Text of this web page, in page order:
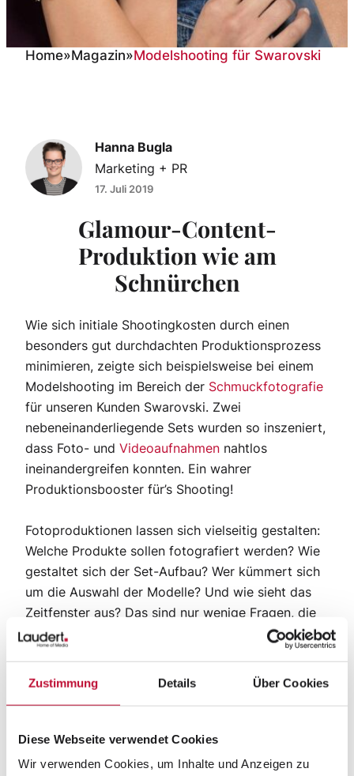
Zustimmung Details Über Cookies
Diese Webseite verwendet Cookies
Wir verwenden Cookies, um Inhalte und Anzeigen zu
Home»Magazin»Modelshooting für Swarovski
Hanna Bugla
Marketing + PR
17. Juli 2019
Glamour-Content-
Produktion wie am
Schnürchen
Wie sich initiale Shootingkosten durch einen
besonders gut durchdachten Produktionsprozess
minimieren, zeigte sich beispielsweise bei einem
Modelshooting im Bereich der Schmuckfotografie
für unseren Kunden Swarovski. Zwei
nebeneinanderliegende Sets wurden so inszeniert,
dass Foto- und Videoaufnahmen nahtlos
ineinandergreifen konnten. Ein wahrer
Produktionsbooster für’s Shooting!
Fotoproduktionen lassen sich vielseitig gestalten:
Welche Produkte sollen fotografiert werden? Wie
gestaltet sich der Set-Aufbau? Wer kümmert sich
um die Auswahl der Modelle? Und wie sieht das
Zeitfenster aus? Das sind nur wenige Fragen, die
vor Produktionsbeginn zu klären sind. Auch vor
dem letzten Shooting für den österreichischen
Kristall- und Schmuckhersteller Swarovski wurden
die Anforderungen detailliert abgesteckt und die
Schmuckstücke am Model so zu inszenieren, dass
sowohl Detailaufnahmen als auch kurze